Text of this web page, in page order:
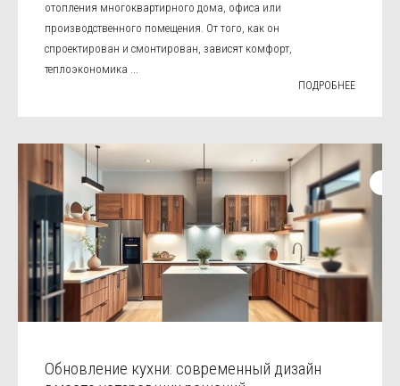
отопления многоквартирного дома, офиса или
производственного помещения. От того, как он
спроектирован и смонтирован, зависят комфорт,
теплоэкономика ...
ПОДРОБНЕЕ
Обновление кухни: современный дизайн